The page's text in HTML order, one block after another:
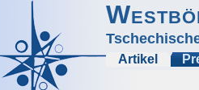
Artikel